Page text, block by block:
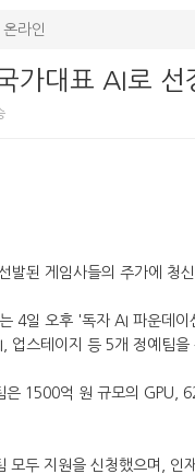
온라인
가대표 AI로 선
발된 게임사들의 주가에 청
4일 오후 '독자 AI 파운데
업스테이지 등 5개 정예팀을
은 1500억 원 규모의 GPU,
모두 지원을 신청했으며, 인